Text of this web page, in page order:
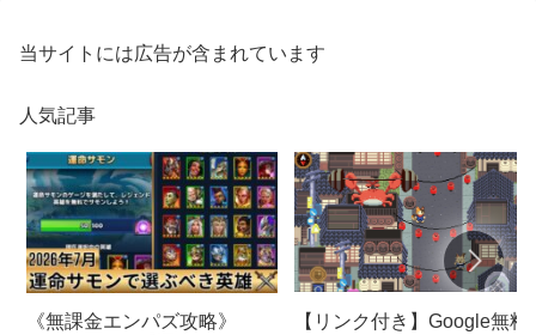
当サイトには広告が含まれています
人気記事
《無課金エンパズ攻略》
【リンク付き】Google無料